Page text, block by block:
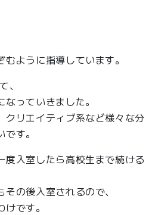
ように指導しています。
、
っていきました。
クリエイティブ系など様々な分
す。
度入室したら高校生まで続ける
の後入室されるので、
です。